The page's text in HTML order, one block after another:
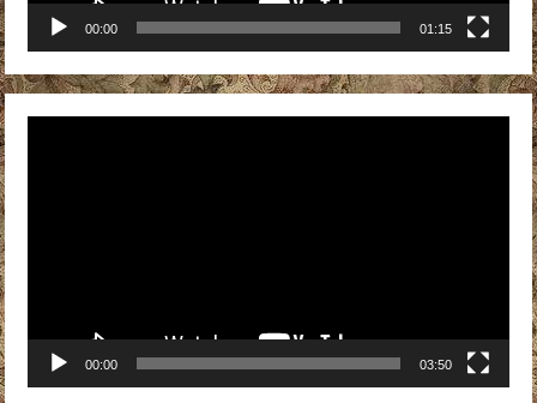
00:00 01:15
00:00 03:50